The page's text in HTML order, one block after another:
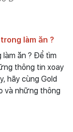
làm ăn ?
ăn ? Để tìm
thông tin xoay
hãy cùng Gold
và những thông